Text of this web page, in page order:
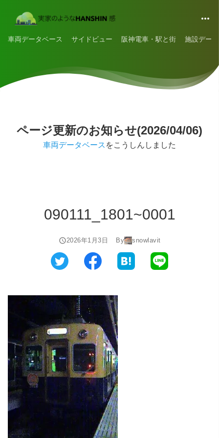
車両データベース サイドビュー 阪神電車・駅と街 施設デー
ページ更新のお知らせ(2026/04/06)
車両データベース をこうしんしました
090111_1801~0001
2026年1月3日 By snowlavit